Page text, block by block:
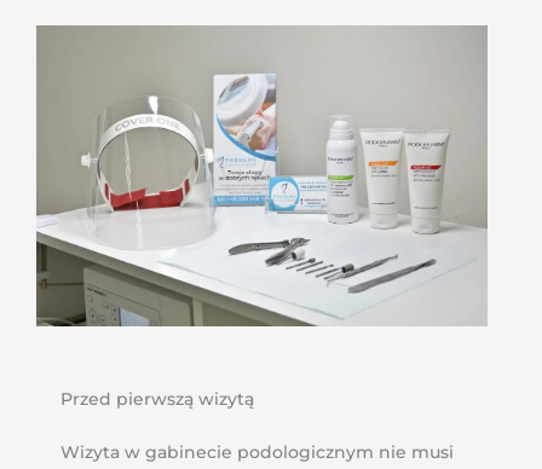
Przed pierwszą wizytą
Wizyta w gabinecie podologicznym nie musi